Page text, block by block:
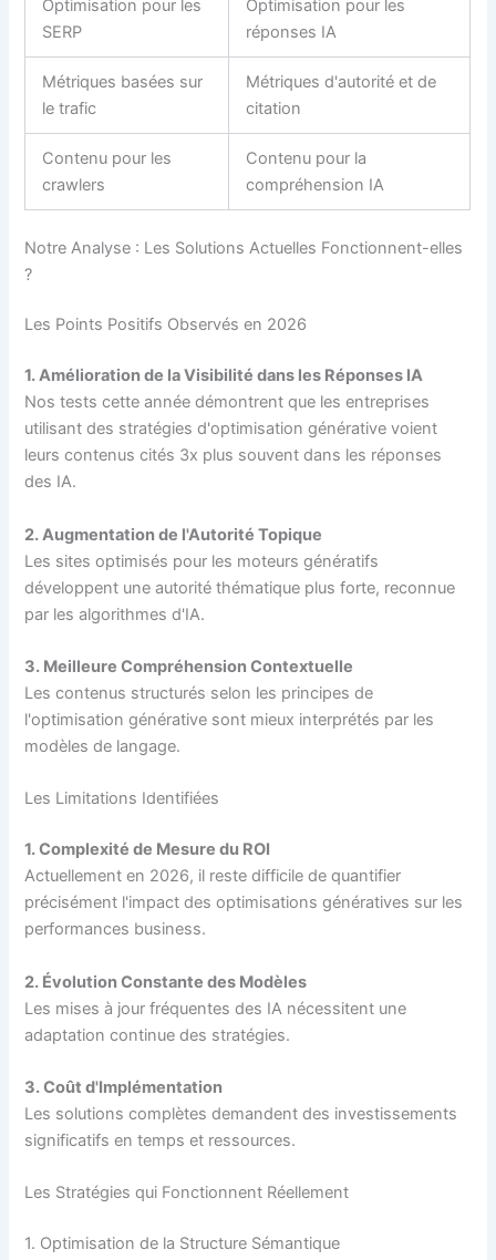
Optimisation pour les
SERP
Optimisation pour les
réponses IA
Métriques basées sur
le trafic
Métriques d'autorité et de
citation
Contenu pour les
crawlers
Contenu pour la
compréhension IA
Notre Analyse : Les Solutions Actuelles Fonctionnent-elles
?
Les Points Positifs Observés en 2026
1. Amélioration de la Visibilité dans les Réponses IA
Nos tests cette année démontrent que les entreprises
utilisant des stratégies d'optimisation générative voient
leurs contenus cités 3x plus souvent dans les réponses
des IA.
2. Augmentation de l'Autorité Topique
Les sites optimisés pour les moteurs génératifs
développent une autorité thématique plus forte, reconnue
par les algorithmes d'IA.
3. Meilleure Compréhension Contextuelle
Les contenus structurés selon les principes de
l'optimisation générative sont mieux interprétés par les
modèles de langage.
Les Limitations Identifiées
1. Complexité de Mesure du ROI
Actuellement en 2026, il reste difficile de quantifier
précisément l'impact des optimisations génératives sur les
performances business.
2. Évolution Constante des Modèles
Les mises à jour fréquentes des IA nécessitent une
adaptation continue des stratégies.
3. Coût d'Implémentation
Les solutions complètes demandent des investissements
significatifs en temps et ressources.
Les Stratégies qui Fonctionnent Réellement
1. Optimisation de la Structure Sémantique